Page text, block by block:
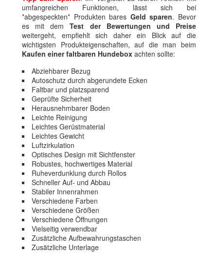
umfangreichen Funktionen, lässt sich bei
*abgespeckten* Produkten bares Geld sparen. Bevor
es mit demTest der Bewertungen und Preise
weitergeht, empfiehlt sich daher ein Blick auf die
wichtigsten Produkteigenschaften, auf die man beim
Kaufen einer faltbaren Hundebox achten sollte:
Abziehbarer Bezug
Autoschutz durch abgerundete Ecken
Faltbar und platzsparend
Geprüfte Sicherheit
Herausnehmbarer Boden
Leichte Reinigung
Leichtes Gerüstmaterial
Leichtes Gewicht
Luftzirkulation
Optisches Design mit Sichtfenster
Robustes, hochwertiges Material
Ruheverdunklung durch Rollos
Schneller Auf- und Abbau
Stabiler Innenrahmen
Verschiedene Farben
Verschiedene Größen
Verschiedene Öffnungen
Vielseitig verwendbar
Zusätzliche Aufbewahrungstaschen
Zusätzliche Unterlage